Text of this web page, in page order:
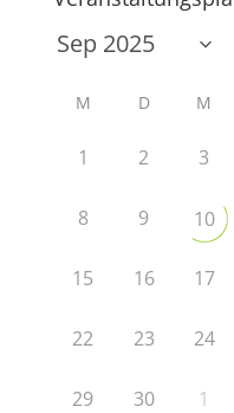
M D M
1 2 3
8 9 10
15 16 17
22 23 24
29 30 1